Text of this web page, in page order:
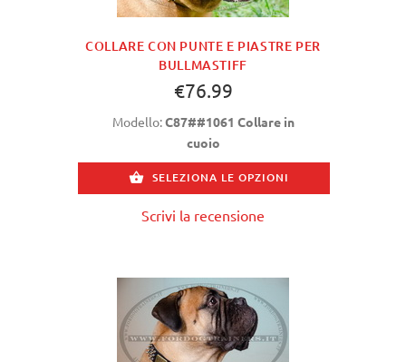
COLLARE CON PUNTE E PIASTRE PER
BULLMASTIFF
€76.99
Modello:C87##1061 Collare in
cuoio
SELEZIONA LE OPZIONI
Scrivi la recensione